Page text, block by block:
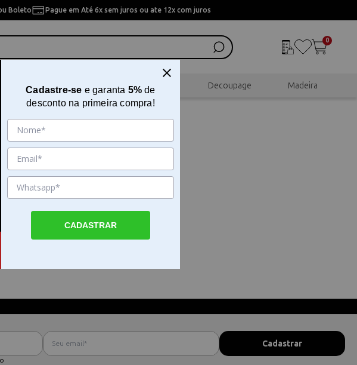
Boleto Pague em Até 6x sem juros ou ate 12x com juros
0
Pintura Artesanal Scrapbook Decoupage Madeira
Cadastre-se e garanta 5%de
desconto na primeira compra!
CADASTRAR